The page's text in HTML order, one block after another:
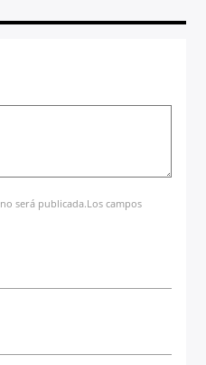
será publicada.Los campos